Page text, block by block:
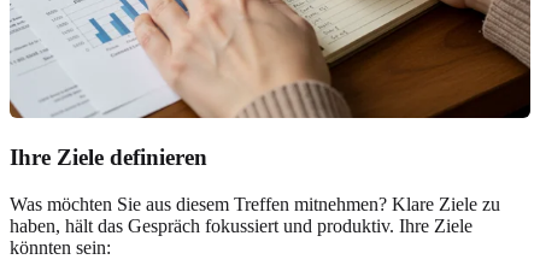
Ihre Ziele definieren
Was möchten Sie aus diesem Treffen mitnehmen? Klare Ziele zu
haben, hält das Gespräch fokussiert und produktiv. Ihre Ziele
könnten sein: